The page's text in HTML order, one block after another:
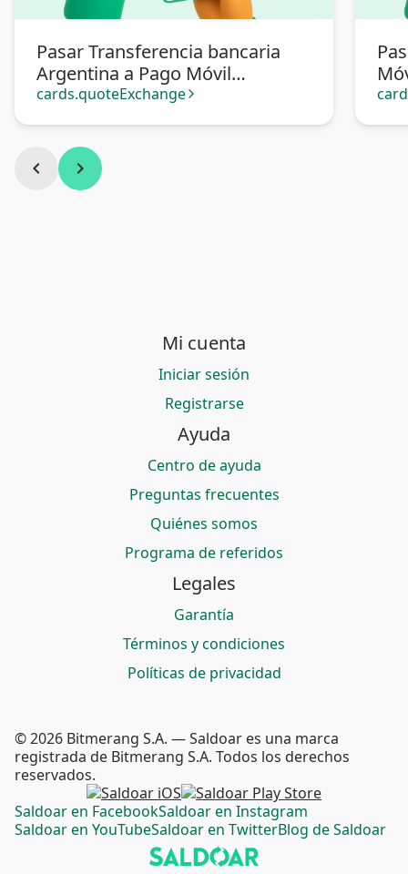
Pasar Transferencia bancaria
Argentina a Pago Móvil
Venezuela
cards.quoteExchange arrow_forward_ios
chevron_left chevron_right
Mi cuenta
Iniciar sesión
Registrarse
Ayuda
Centro de ayuda
Preguntas frecuentes
Quiénes somos
Programa de referidos
Legales
Garantía
Términos y condiciones
Políticas de privacidad
Saldoar en FacebookSaldoar en Instagram
Saldoar en YouTubeSaldoar en TwitterBlog de Saldoar
© 2026 Bitmerang S.A. — Saldoar es una marca
registrada de Bitmerang S.A. Todos los derechos
reservados.